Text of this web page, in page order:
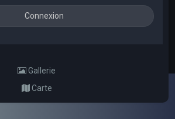
Gallerie
Carte